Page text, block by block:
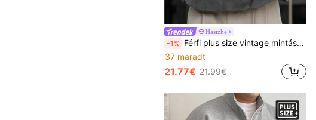
Hasizhe
-1% Férfi plus size vintage mintás lezser pulóver, őszi/téli, 2000-es évekbeli stílus, hosszú ujjú felső
37 maradt
21.77€ 21.99€